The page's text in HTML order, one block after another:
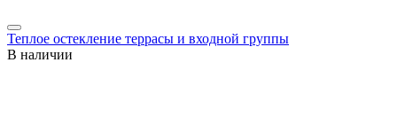
Теплое остекление террасы и входной группы
В наличии